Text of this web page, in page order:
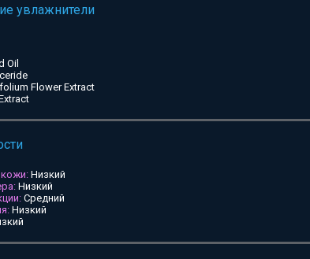
увлажнители
Oil
Flower Extract
кожи: Низкий
Низкий
Средний
Низкий